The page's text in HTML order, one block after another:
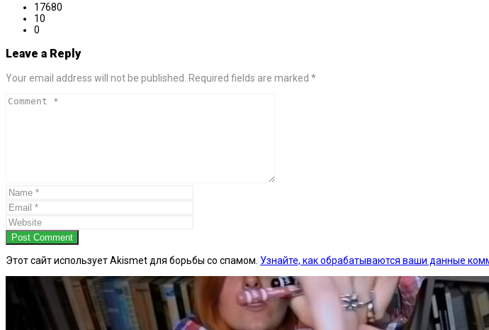
17680
10
0
Leave a Reply
Your email address will not be published. Required fields are marked *
Post Comment
Этот сайт использует Akismet для борьбы со спамом. Узнайте, как обрабатываются ваши данные